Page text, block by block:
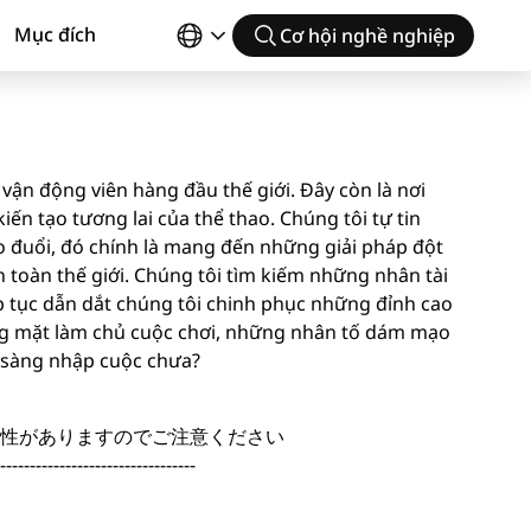
Mục đích Cơ hội nghề nghiệp
động viên hàng đầu thế giới. Đây còn là nơi
tạo tương lai của thể thao. Chúng tôi tự tin
đó chính là mang đến những giải pháp đột
thế giới. Chúng tôi tìm kiếm những nhân tài
dẫn dắt chúng tôi chinh phục những đỉnh cao
làm chủ cuộc chơi, những nhân tố dám mạo
nhập cuộc chưa?
がありますのでご注意ください